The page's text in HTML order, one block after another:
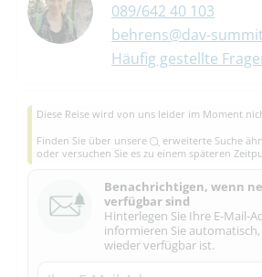
089/642 40 103
behrens@dav-
Häufig gestellte
Diese Reise wird von uns leider im Moment
Finden Sie über unsere
erweiterte Suche
oder versuchen Sie es zu einem späteren
Benachrichtigen, wenn
verfügbar sind
Hinterlegen Sie Ihre E-Mail-
informieren Sie automatisch,
wieder verfügbar ist.